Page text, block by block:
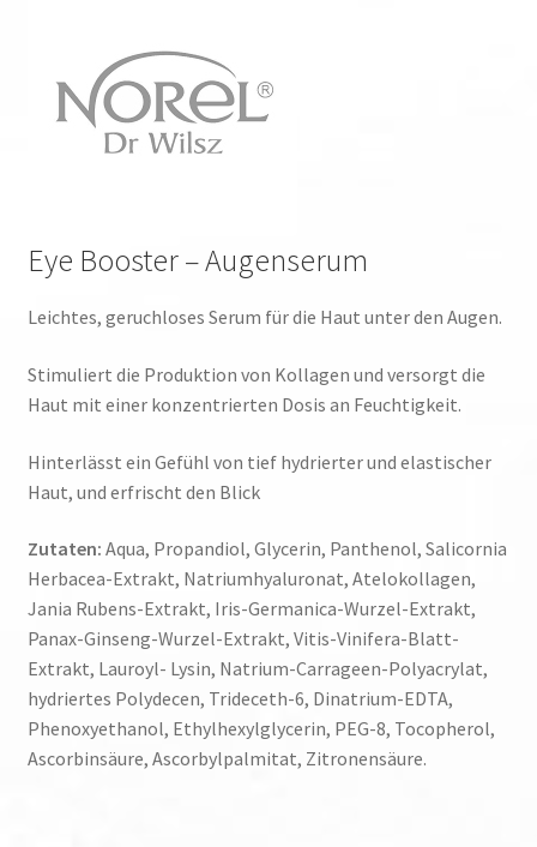
Eye Booster – Augenserum
Leichtes, geruchloses Serum für die Haut unter den Augen.
Stimuliert die Produktion von Kollagen und versorgt die
Haut mit einer konzentrierten Dosis an Feuchtigkeit.
Hinterlässt ein Gefühl von tief hydrierter und elastischer
Haut, und erfrischt den Blick
Zutaten: Aqua, Propandiol, Glycerin, Panthenol, Salicornia
Herbacea-Extrakt, Natriumhyaluronat, Atelokollagen,
Jania Rubens-Extrakt, Iris-Germanica-Wurzel-Extrakt,
Panax-Ginseng-Wurzel-Extrakt, Vitis-Vinifera-Blatt-
Extrakt, Lauroyl- Lysin, Natrium-Carrageen-Polyacrylat,
hydriertes Polydecen, Trideceth-6, Dinatrium-EDTA,
Phenoxyethanol, Ethylhexylglycerin, PEG-8, Tocopherol,
Ascorbinsäure, Ascorbylpalmitat, Zitronensäure.